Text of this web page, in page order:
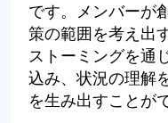
です。メンバーが
策の範囲を考え出
ストーミングを通
込み、状況の理解
を生み出すことが